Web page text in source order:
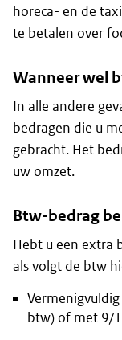
horeca- en de
te betalen over
Wanneer wel
In alle andere
bedragen die u
gebracht. Het
uw omzet.
Btw-bedrag
Hebt u een extra
als volgt de btw
btw) of met 9/